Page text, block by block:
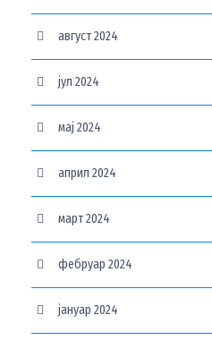
август 2024
јул 2024
мај 2024
април 2024
март 2024
фебруар 2024
јануар 2024